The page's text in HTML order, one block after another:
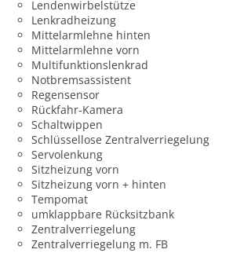
Lendenwirbelstütze
Lenkradheizung
Mittelarmlehne hinten
Mittelarmlehne vorn
Multifunktionslenkrad
Notbremsassistent
Regensensor
Rückfahr-Kamera
Schaltwippen
Schlüssellose Zentralverriegelung
Servolenkung
Sitzheizung vorn
Sitzheizung vorn + hinten
Tempomat
umklappbare Rücksitzbank
Zentralverriegelung
Zentralverriegelung m. FB